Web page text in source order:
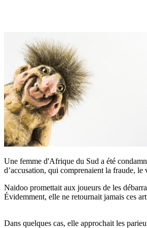
Une femme d'Afrique du Sud a été
d’accusation, qui comprenaient la fraude, le
Naidoo promettait aux joueurs de les
Évidemment, elle ne retournait jamais ces
Dans quelques cas, elle approchait les